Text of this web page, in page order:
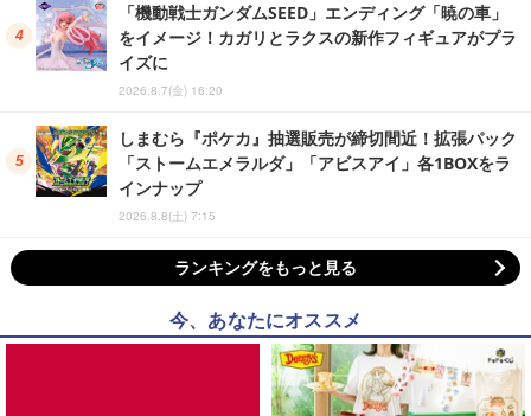
「機動戦士ガンダムSEED」エンディング「暁の車」
をイメージ！カガリとラクスの新作フィギュアがプラ
イズに
2026.8.7(金) 16:20
しまむら『ポケカ』抽選販売が締切間近！拡張パック
「ストームエメラルダ」「アビスアイ」各1BOXをラ
インナップ
2026.8.8(土) 7:15
ランキングをもっと見る
今、あなたにオススメ